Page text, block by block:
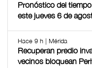
Pronóstico del
este jueves 6 de
Hace 9 h | Mérida
Recuperan predio
vecinos bloquean